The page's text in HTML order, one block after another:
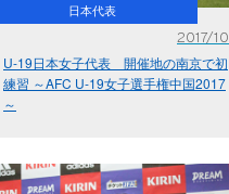
日本代表
2017/
U-19日本女子代表 開催地の南京で初
練習 ～AFC U-19女子選手権中国2017
～